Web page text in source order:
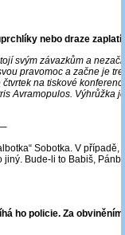
nebo draze
svým závazkům a
pravomoc a začne je
na tiskové
Avramopulos. Výhrůžka
Sobotka. V případě,
Bude-li to Babiš,
ho policie. Za